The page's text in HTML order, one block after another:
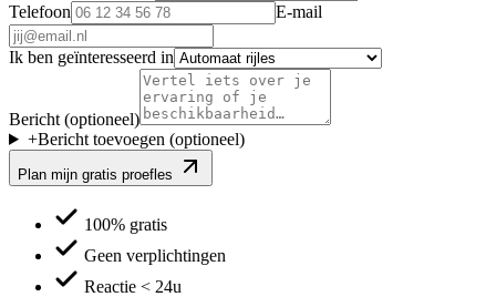
Telefoon
E-mail
Ik ben geïnteresseerd in
Bericht (optioneel)
+Bericht toevoegen (optioneel)
Plan mijn gratis proefles
100% gratis
Geen verplichtingen
Reactie < 24u